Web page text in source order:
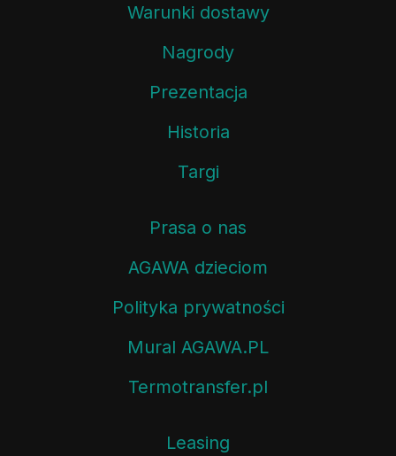
Warunki dostawy
Nagrody
Prezentacja
Historia
Targi
Prasa o nas
AGAWA dzieciom
Polityka prywatności
Mural AGAWA.PL
Termotransfer.pl
Leasing